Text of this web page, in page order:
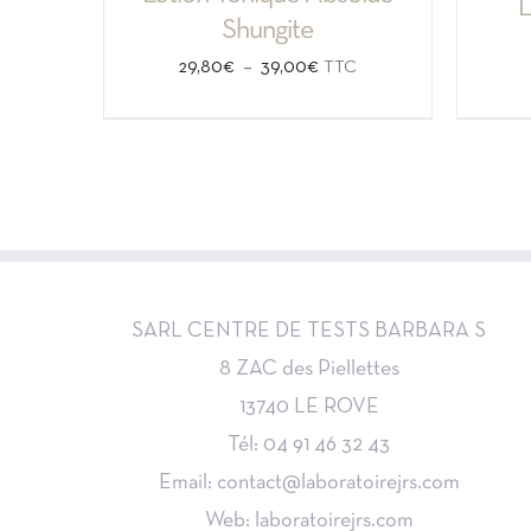
LA
DU
Shungite
29,80€ – 39,00€ Plage
TTC
SARL CENTRE DE TESTS BARBARA S
8 ZAC des Piellettes
13740 LE ROVE
Tél: 04 91 46 32 43
Email: contact@laboratoirejrs.com
Web: laboratoirejrs.com